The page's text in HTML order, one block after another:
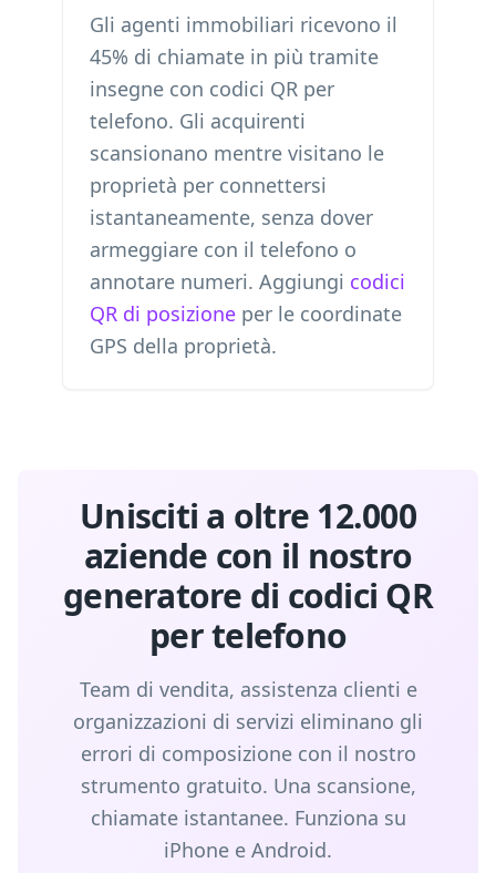
Gli agenti immobiliari ricevono il
45% di chiamate in più tramite
insegne con codici QR per
telefono. Gli acquirenti
scansionano mentre visitano le
proprietà per connettersi
istantaneamente, senza dover
armeggiare con il telefono o
annotare numeri. Aggiungi codici
QR di posizione per le coordinate
GPS della proprietà.
Unisciti a oltre 12.000
aziende con il nostro
generatore di codici QR
per telefono
Team di vendita, assistenza clienti e
organizzazioni di servizi eliminano gli
errori di composizione con il nostro
strumento gratuito. Una scansione,
chiamate istantanee. Funziona su
iPhone e Android.